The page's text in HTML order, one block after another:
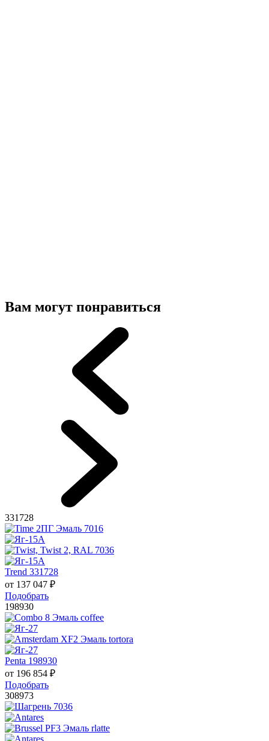
Вам могут понравиться
331728
Trend 331728
от 137 047 ₽
Подобрать
198930
Penta 198930
от 196 854 ₽
Подобрать
308973